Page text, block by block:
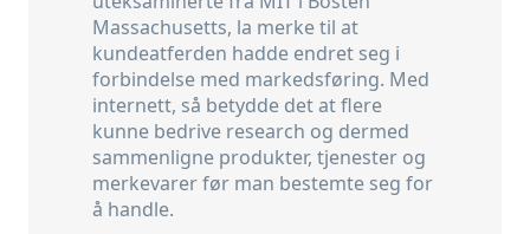
Massachusetts, la merke til at
kundeatferden hadde endret seg i
forbindelse med markedsføring. Med
internett, så betydde det at flere
kunne bedrive research og dermed
sammenligne produkter, tjenester og
merkevarer før man bestemte seg for
å handle.